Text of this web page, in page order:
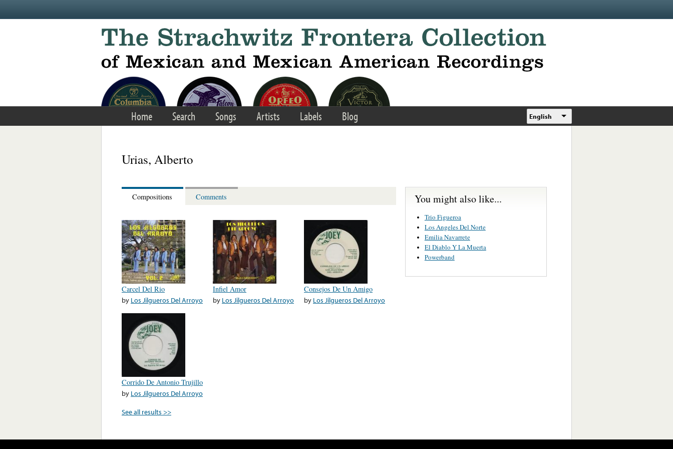
Home Search Songs Artists Labels Blog English
Urias, Alberto
Compositions Comments
Carcel Del Rio
by Los Jilgueros Del Arroyo
Infiel Amor
by Los Jilgueros Del Arroyo
Consejos De Un Amigo
by Los Jilgueros Del Arroyo
Corrido De Antonio Trujillo
by Los Jilgueros Del Arroyo
See all results >>
You might also like...
Trio Figueroa
Los Angeles Del Norte
Emilia Navarrete
El Diablo Y La Muerta
Powerband